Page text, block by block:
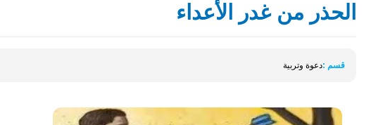
الحذر من غدر الأعداء
قسم :دعوة وتربية